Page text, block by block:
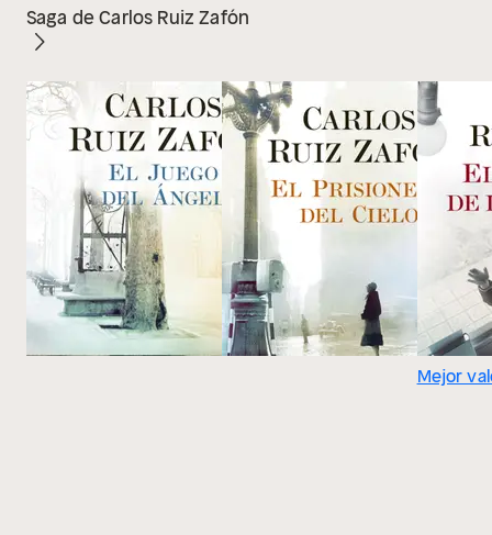
Saga de Carlos Ruiz Zafón
Mejor